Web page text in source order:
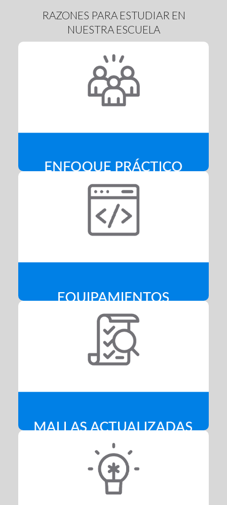
RAZONES PARA ESTUDIAR EN
NUESTRA ESCUELA
Enfoque Práctico
Te preparamos para un trabajo en telecomunicaciones o
Equipamientos
La Escuela cuenta con Laboratorios y equipamientos
Mallas Actualizadas
Revisamos constantemente las carreras y planes de
Innovación
Contamos con Centros de Innovación y Transferencia